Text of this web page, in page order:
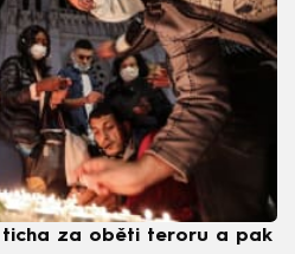
ticha za oběti teroru a pak